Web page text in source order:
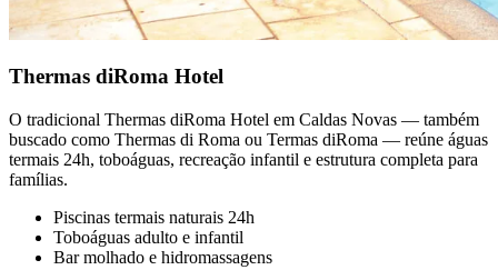
Thermas diRoma Hotel
O tradicional Thermas diRoma Hotel em Caldas Novas — também
buscado como Thermas di Roma ou Termas diRoma — reúne águas
termais 24h, toboáguas, recreação infantil e estrutura completa para
famílias.
Piscinas termais naturais 24h
Toboáguas adulto e infantil
Bar molhado e hidromassagens